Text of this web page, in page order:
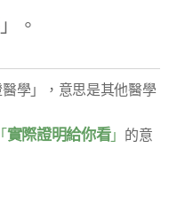
」。
學」，意思是其他醫學
「實際證明給你看」 的意